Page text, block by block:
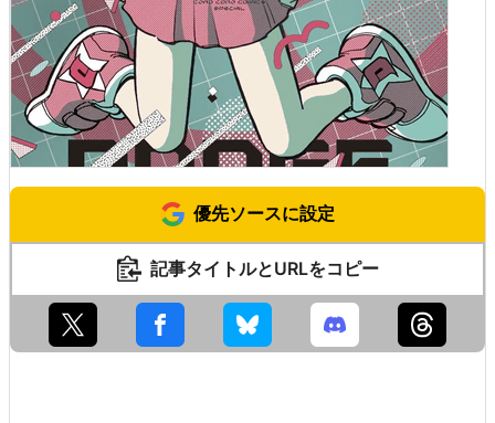
優先ソースに設定
記事タイトルとURLをコピー